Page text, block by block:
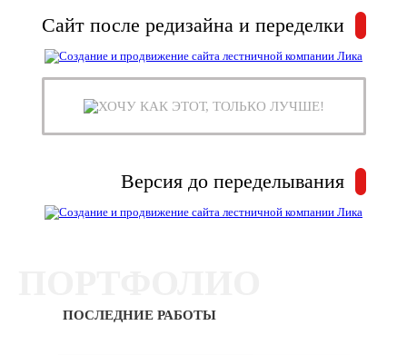
Сайт после редизайна и переделки
ХОЧУ КАК ЭТОТ, ТОЛЬКО ЛУЧШЕ!
Версия до переделывания
ПОСЛЕДНИЕ РАБОТЫ